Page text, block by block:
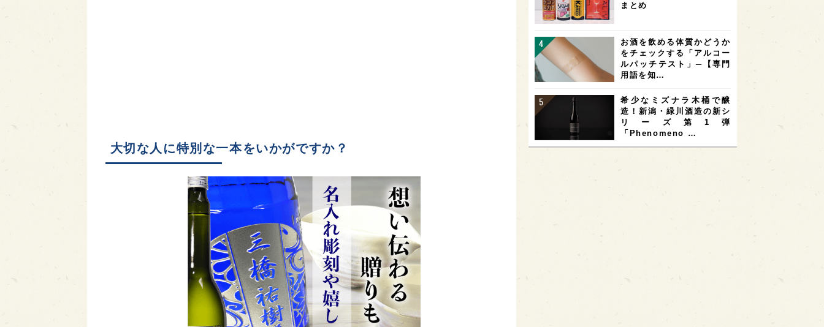
大切な人に特別な一本をいかがですか？
まとめ
お酒を飲める体質かどうか
をチェックする「アルコー
ルパッチテスト」─【専門
用語を知…
希少なミズナラ木桶で醸
造！新潟・緑川酒造の新シ
リーズ第1弾
「Phenomeno …